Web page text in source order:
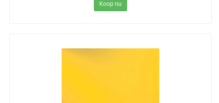
Koop nu